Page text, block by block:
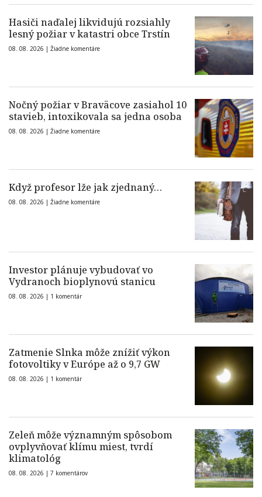
Hasiči naďalej likvidujú rozsiahly
lesný požiar v katastri obce Trstín
08. 08. 2026 | Žiadne komentáre
Nočný požiar v Braväcove zasiahol 10
stavieb, intoxikovala sa jedna osoba
08. 08. 2026 | Žiadne komentáre
Když profesor lže jak zjednaný…
08. 08. 2026 | Žiadne komentáre
Investor plánuje vybudovať vo
Vydranoch bioplynovú stanicu
08. 08. 2026 | 1 komentár
Zatmenie Slnka môže znížiť výkon
fotovoltiky v Európe až o 9,7 GW
08. 08. 2026 | 1 komentár
Zeleň môže významným spôsobom
ovplyvňovať klímu miest, tvrdí
klimatológ
08. 08. 2026 | 7 komentárov